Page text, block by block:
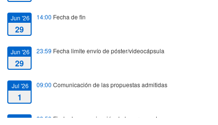
Jun '26
29
14:00 Fecha de fin
Jun '26
29
23:59 Fecha limite envío de póster/videocápsula
Jul '26
1
09:00 Comunicación de las propuestas admitidas
Jul '26 23:59 Finde de comunicación de las propuestas